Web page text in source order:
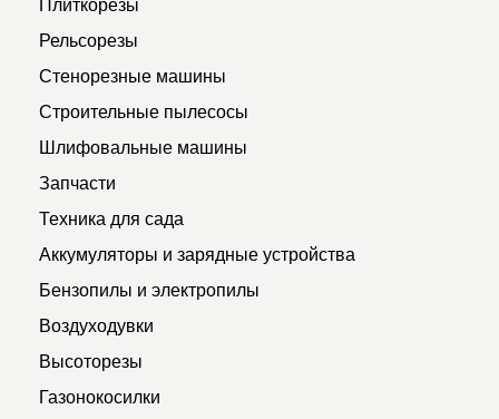
Рельсорезы
Стенорезные машины
Строительные пылесосы
Шлифовальные машины
Запчасти
Техника для сада
Аккумуляторы и зарядные устройства
Бензопилы и электропилы
Воздуходувки
Высоторезы
Газонокосилки